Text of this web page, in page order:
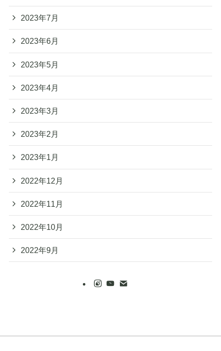
2023年7月
2023年6月
2023年5月
2023年4月
2023年3月
2023年2月
2023年1月
2022年12月
2022年11月
2022年10月
2022年9月